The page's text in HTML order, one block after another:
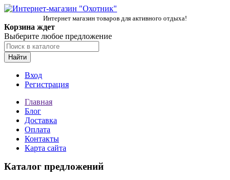
Интернет магазин товаров для активного отдыха!
Корзина ждет
Выберите любое предложение
Найти
Вход
Регистрация
Главная
Блог
Доставка
Оплата
Контакты
Карта сайта
Каталог предложений